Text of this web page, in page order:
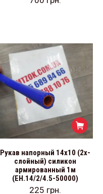
Рукав напорный 14х10 (2х-
слойный) силикон
армированный 1м
(ЕН.14/2/4.5-50000)
225 грн.